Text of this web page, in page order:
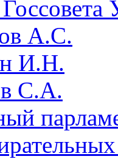
А.С.
И.Н.
С.А.